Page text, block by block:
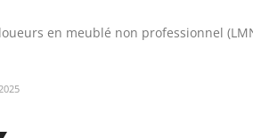
en meublé non professionnel